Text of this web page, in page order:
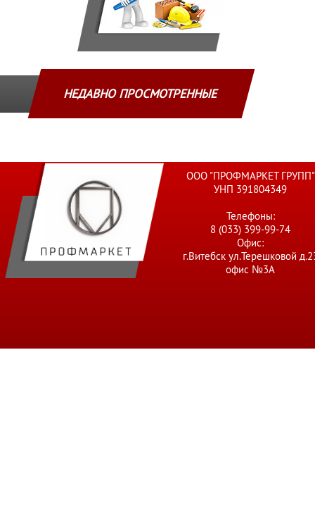
НЕДАВНО ПРОСМОТРЕННЫЕ
ООО "ПРОФМАРКЕТ ГРУПП"
УНП 391804349
Телефоны:
8 (033) 399-99-74
Офис:
г.Витебск ул.Терешковой
офис №3А